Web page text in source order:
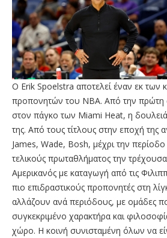
O Erik Spoelstra αποτελεί έναν εκ των
προπονητών του ΝΒΑ. Από την πρώτη
στον πάγκο των Miami Heat, η
της. Από τους τίτλους στην εποχή της
James, Wade, Bosh, μέχρι την
τελικούς πρωταθλήματος την
Αμερικανός με καταγωγή από τις
πιο επιδραστικούς προπονητές στη
αλλάζουν ανά περιόδους, με ομάδες
συγκεκριμένο χαρακτήρα και
χώρο. Η κοινή συνισταμένη όλων να